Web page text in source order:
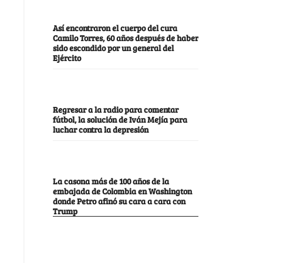
Así encontraron el cuerpo del cura
Camilo Torres, 60 años después de haber
sido escondido por un general del
Ejército
Regresar a la radio para comentar
fútbol, la solución de Iván Mejía para
luchar contra la depresión
La casona más de 100 años de la
embajada de Colombia en Washington
donde Petro afinó su cara a cara con
Trump